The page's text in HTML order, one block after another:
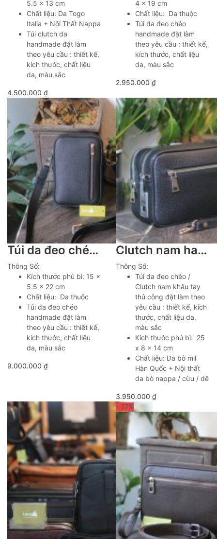
5.5 x 13 cm
Chất liệu: Da Togo
Italia + Nội Thất Nappa
Túi clutch da
handmade đặt làm
theo yêu cầu : thiết kế,
kích thước, chất liệu
da, màu sắc
4.500.000 ₫
4 x 19 cm
Chất liệu: Da thuộc
Túi da đeo chéo
handmade đặt làm
theo yêu cầu : thiết kế,
kích thước, chất liệu
da, màu sắc
2.950.000 ₫
Túi da đeo chéo handmade nhỏ gọn tiện lợi Lano TDH04
Thông Số:
Kích thước phủ bì: 15 x
5.5 x 22 cm
Chất liệu: Da thuộc
Túi da đeo chéo
handmade đặt làm
theo yêu cầu : thiết kế,
kích thước, chất liệu
da, màu sắc
9.000.000 ₫
Clutch nam handmade khoá vân tay da thật cao cấp Lano CLTK024
Thông Số:
Túi da đeo chéo /
Clutch nam khâu tay
thủ công đặt làm theo
yêu cầu : thiết kế, kích
thước, chất liệu da,
màu sắc
Kích thước phủ bì: 25
x 8 x 14 cm
Chất liệu: Da bò mil
Hàn Quốc + Nội thất
da bò nappa / cừu / dê
3.950.000 ₫
- 27%